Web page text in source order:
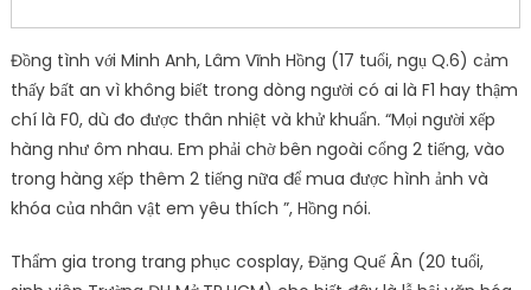
Đồng tình với Minh Anh, Lâm Vĩnh Hồng (17 tuổi, ngụ Q.6) cảm
thấy bất an vì không biết trong dòng người có ai là F1 hay thậm
chí là F0, dù đo được thân nhiệt và khử khuẩn. “Mọi người xếp
hàng như ôm nhau. Em phải chờ bên ngoài cổng 2 tiếng, vào
trong hàng xếp thêm 2 tiếng nữa để mua được hình ảnh và
khóa của nhân vật em yêu thích ”, Hồng nói.
Thẩm gia trong trang phục cosplay, Đặng Quế Ân (20 tuổi,